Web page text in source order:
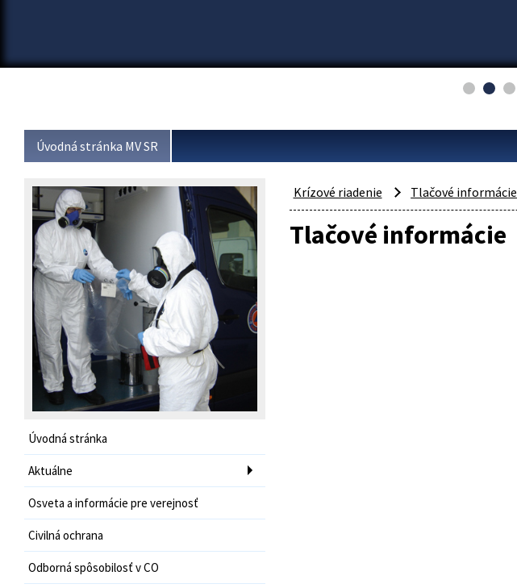
Úvodná stránka MV SR
Úvodná stránka
Aktuálne
Osveta a informácie pre verejnosť
Civilná ochrana
Odborná spôsobilosť v CO
Krízové riadenie Tlačové informácie
Tlačové informácie